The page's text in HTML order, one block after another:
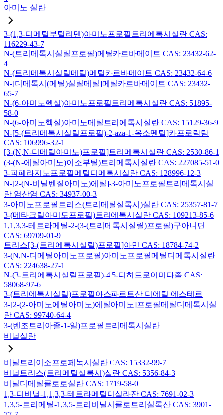
아미노 실란
3-(1,3-디메틸부틸리덴)아미노프로필트리에톡시실란 CAS:
116229-43-7
N-(트리메톡시실릴프로필)메틸카르바메이트 CAS: 23432-62-
4
N-(트리메톡시실릴메틸)메틸카르바메이트 CAS: 23432-64-6
N-[디메톡시(메틸)실릴메틸]메틸카르바메이트 CAS: 23432-
65-7
N-(6-아미노헥실)아미노프로필트리메톡시실란 CAS: 51895-
58-0
N-(6-아미노헥실)아미노메틸트리에톡시실란 CAS: 15129-36-9
N-[5-(트리메톡시실릴프로필)-2-aza-1-옥소펜틸]카프로락탐
CAS: 106996-32-1
[3-(N,N-디메틸아미노)프로필]트리메톡시실란 CAS: 2530-86-1
(3-(N-에틸아미노)이소부틸)트리메톡시실란 CAS: 227085-51-0
3-피페라지노프로필메틸디메톡시실란 CAS: 128996-12-3
N-[2-(N-비닐벤질아미노)에틸]-3-아미노프로필트리메톡시실
란 염산염 CAS: 34937-00-3
3-아미노프로필트리스(트리메틸실록시)실란 CAS: 25357-81-7
3-(메타크릴아미도프로필)트리에톡시실란 CAS: 109213-85-6
1,1,3,3-테트라메틸-2-(3-(트리메톡시실릴)프로필)구아니딘
CAS: 69709-01-9
트리스[3-(트리에톡시실릴)프로필]아민 CAS: 18784-74-2
3-(N,N-디메틸아미노프로필)아미노프로필메틸디메톡시실란
CAS: 224638-27-1
N-(3-트리에톡시실릴프로필)-4,5-디히드로이미다졸 CAS:
58068-97-6
3-(트리에톡시실릴)프로필아스파르트산 디에틸 에스테르
3-[2-(2-아미노에틸아미노)에틸아미노]프로필메틸디메톡시실
란 CAS: 99740-64-4
3-(벤조트리아졸-1-일)프로필트리메톡시실란
비닐실란
비닐트리이소프로페녹시실란 CAS: 15332-99-7
비닐트리스(트리메틸실록시)실란 CAS: 5356-84-3
비닐디메틸클로로실란 CAS: 1719-58-0
1,3-디비닐-1,1,3,3-테트라메틸디실라잔 CAS: 7691-02-3
1,3,5-트리메틸-1,3,5-트리비닐시클로트리실록산 CAS: 3901-